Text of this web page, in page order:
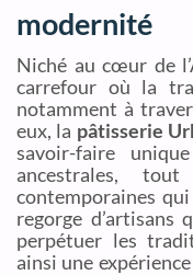
modernité
Niché au cœur de
carrefour où la
notamment à
eux, la pâtisserie
savoir-faire
ancestrales,
contemporaines
regorge d’artisans
perpétuer les
ainsi une